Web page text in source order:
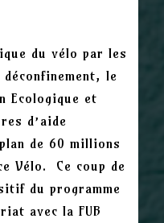
du vélo par les
le
Ecologique et
d’aide
de 60 millions
Vélo. Ce coup de
du programme
avec la FUB